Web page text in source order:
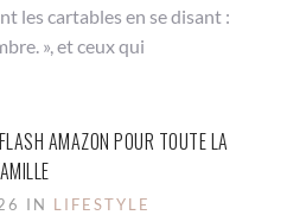
les cartables en se disant :
», et ceux qui
AMAZON POUR TOUTE LA
IN LIFESTYLE